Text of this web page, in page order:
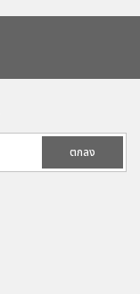
ตกลง